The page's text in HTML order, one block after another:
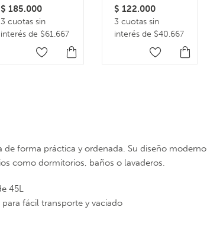
$ 185.000
3 cuotas sin
interés de $61.667
Multicolor
$ 122.000
3 cuotas sin
interés de $40.667
forma práctica y ordenada. Su diseño moderno
como dormitorios, baños o lavaderos.
45L
fácil transporte y vaciado